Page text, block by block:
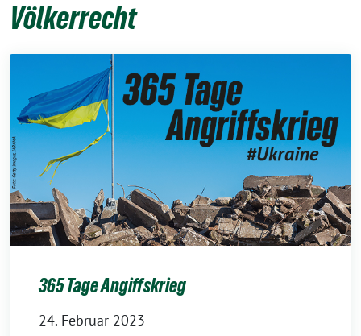
Völkerrecht
365 Tage Angiffskrieg
24. Februar 2023